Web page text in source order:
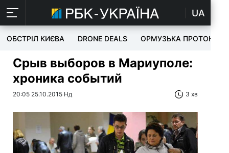
UA
ОБСТРІЛ КИЄВА DRONE DEALS ОРМУЗЬКА ПРОТОКА
Срыв выборов в Мариуполе:
хроника событий
20:05 25.10.2015 Нд 3 хв